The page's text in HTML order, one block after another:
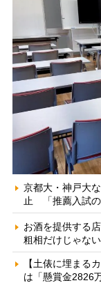
京都大・神戸大
止 「推薦入試の
お酒を提供する
粗相だけじゃな
【土俵に埋まる
は「懸賞金2826